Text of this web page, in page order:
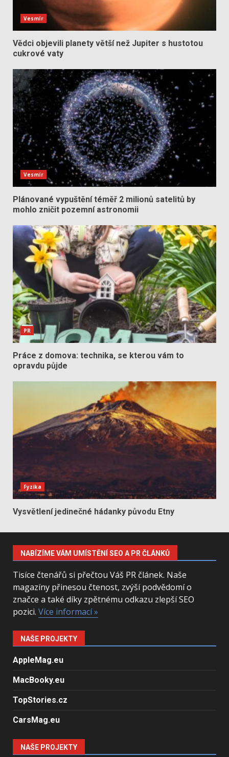
Vesmír
Vědci objevili planety větší než Jupiter s hustotou
cukrové vaty
Vesmír
Plánované vypuštění téměř 2 milionů satelitů by
mohlo zničit pozemní astronomii
PR
Práce z domova: technika, se kterou vám to
opravdu půjde
Fyzika
Vysvětlení jedinečné hádanky původu Etny
NABÍZÍME VÁM UMÍSTĚNÍ SEO A PR ČLÁNKŮ
Tisíce čtenářů si přečtou Váš PR článek. Naše
magazíny přinesou čtenost, zvýší podvědomí o
značce a také díky zpětnému odkazu zlepší SEO
pozici. Více informací »
NAŠE PROJEKTY
AppleMag.eu
MacBooky.eu
TopStories.cz
CarsMag.eu
NAŠE PROJEKTY